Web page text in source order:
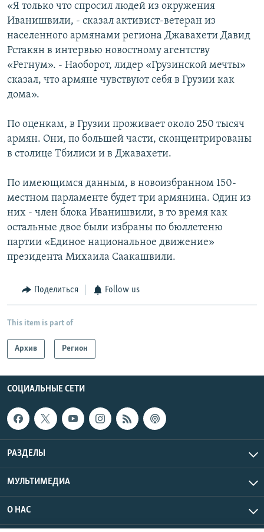
«Я только что спросил людей из окружения
Иванишвили, - сказал активист-ветеран из
населенного армянами региона Джавахети Давид
Рстакян в интервью новостному агентству
«Регнум». - Наоборот, лидер «Грузинской мечты»
сказал, что армяне чувствуют себя в Грузии как
дома».
По оценкам, в Грузии проживает около 250 тысяч
армян. Они, по большей части, сконцентрированы
в столице Тбилиси и в Джавахети.
По имеющимся данным, в новоизбранном 150-
местном парламенте будет три армянина. Один из
них - член блока Иванишвили, в то время как
остальные двое были избраны по бюллетеню
партии «Единое национальное движение»
президента Михаила Саакашвили.
Поделиться Follow us
This item is part of
Архив Регион
СОЦИАЛЬНЫЕ СЕТИ
РАЗДЕЛЫ
МУЛЬТИМЕДИА
О НАС